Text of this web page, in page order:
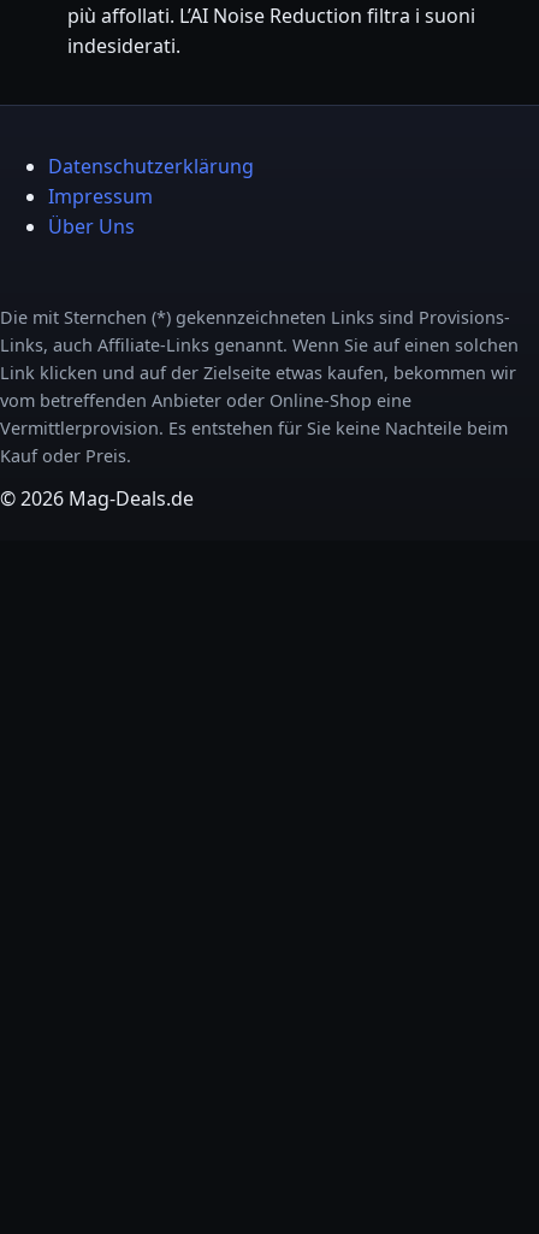
più affollati. L’AI Noise Reduction filtra i suoni
indesiderati.
Datenschutzerklärung
Impressum
Über Uns
Die mit Sternchen (*) gekennzeichneten Links sind Provisions-
Links, auch Affiliate-Links genannt. Wenn Sie auf einen solchen
Link klicken und auf der Zielseite etwas kaufen, bekommen wir
vom betreffenden Anbieter oder Online-Shop eine
Vermittlerprovision. Es entstehen für Sie keine Nachteile beim
Kauf oder Preis.
© 2026 Mag-Deals.de